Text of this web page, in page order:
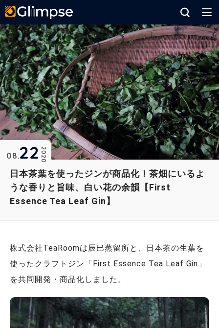
日本茶葉を使ったジンが商品化！茶畑にいるよ
うな香りと旨味、白い花の余韻【First
Essence Tea Leaf Gin】
2020
08 22
株式会社TeaRoomは辰巳蒸留所と、日本茶の生葉を
使ったクラフトジン「First Essence Tea Leaf Gin」
を共同開発・商品化しました。